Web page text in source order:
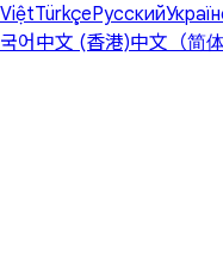
ViệtTürkçeРусский
국어 中文 (香港)中文（简